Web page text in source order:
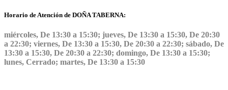
Horario de Atención de DOÑA TABERNA:
miércoles, De 13:30 a 15:30; jueves, De 13:30 a 15:30, De 20:30
a 22:30; viernes, De 13:30 a 15:30, De 20:30 a 22:30; sábado, De
13:30 a 15:30, De 20:30 a 22:30; domingo, De 13:30 a 15:30;
lunes, Cerrado; martes, De 13:30 a 15:30